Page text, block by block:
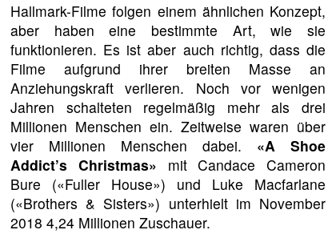
Hallmark-Filme folgen einem ähnlichen Konzept,
aber haben eine bestimmte Art, wie sie
funktionieren. Es ist aber auch richtig, dass die
Filme aufgrund ihrer breiten Masse an
Anziehungskraft verlieren. Noch vor wenigen
Jahren schalteten regelmäßig mehr als drei
Millionen Menschen ein. Zeitweise waren über
vier Millionen Menschen dabei. «A Shoe
Addict’s Christmas» mit Candace Cameron
Bure («Fuller House») und Luke Macfarlane
(«Brothers & Sisters») unterhielt im November
2018 4,24 Millionen Zuschauer.